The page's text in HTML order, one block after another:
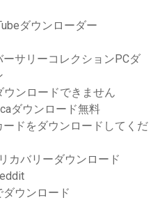
ダウンローダー
サリーコレクションPCダ
ンロードできません
ダウンロード無料
ドをダウンロードしてくだ
カバリーダウンロード
ウンロード